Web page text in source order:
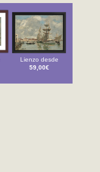
Lienzo desde
59,00€